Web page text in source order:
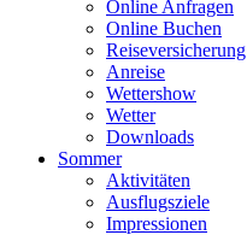
Online Anfragen
Online Buchen
Reiseversicherung
Anreise
Wettershow
Wetter
Downloads
Sommer
Aktivitäten
Ausflugsziele
Impressionen